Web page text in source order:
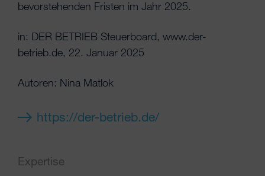
bevorstehenden Fristen im Jahr 2025.
in: DER BETRIEB Steuerboard, www.der-
betrieb.de, 22. Januar 2025
Autoren: Nina Matlok
https://der-betrieb.de/
Expertise